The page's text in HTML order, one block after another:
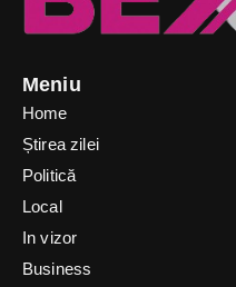
Meniu
Home
Știrea zilei
Politică
Local
In vizor
Business